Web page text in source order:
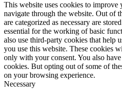
This website uses cookies to
navigate through the website. Out of
are categorized as necessary are
essential for the working of basic
also use third-party cookies that help
you use this website. These cookies
only with your consent. You also
cookies. But opting out of some of
on your browsing experience.
Necessary